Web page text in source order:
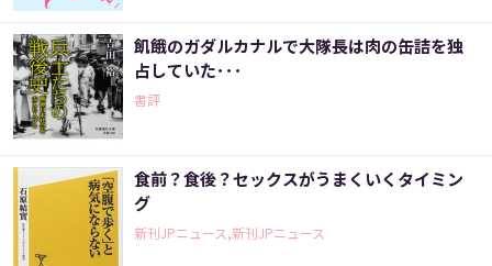
飢餓のガダルカナルで大隊長は肉の缶詰を独
占していた･･･
書評
食前？食後？セックスがうまくいくタイミン
グ
新刊JPニュース,新刊JPニュース